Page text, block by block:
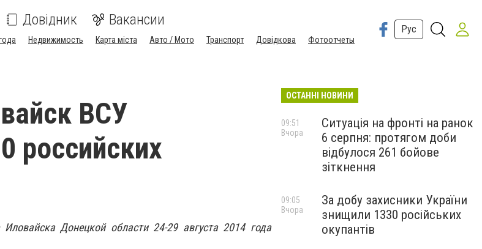
Довідник Вакансии
Недвижимость Карта міста Авто / Мото Транспорт Довідкова Фотоотчеты
Рус
ВСУ
российских
Донецкой области 24-29 августа 2014 года
ОСТАННІ НОВИНИ
Ситуація на фронті на ранок
6 серпня: протягом доби
відбулося 261 бойове
зіткнення
09:51
Вчора
За добу захисники України
знищили 1330 російських
окупантів
09:05
Вчора